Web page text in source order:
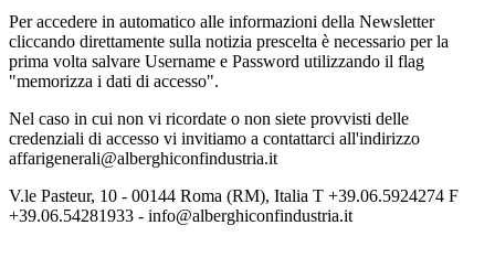
Per accedere in automatico alle informazioni della Newsletter
cliccando direttamente sulla notizia prescelta è necessario per la
prima volta salvare Username e Password utilizzando il flag
"memorizza i dati di accesso".
Nel caso in cui non vi ricordate o non siete provvisti delle
credenziali di accesso vi invitiamo a contattarci all'indirizzo
affarigenerali@alberghiconfindustria.it
V.le Pasteur, 10 - 00144 Roma (RM), Italia T +39.06.5924274 F
+39.06.54281933 - info@alberghiconfindustria.it